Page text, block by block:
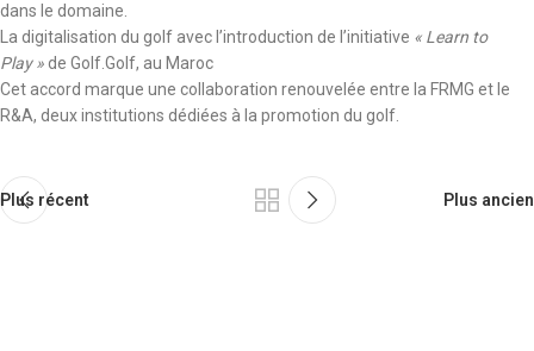
dans le domaine.
La digitalisation du golf avec l’introduction de l’initiative « Learn to
Play » de Golf.Golf, au Maroc
Cet accord marque une collaboration renouvelée entre la FRMG et le
R&A, deux institutions dédiées à la promotion du golf.
Plus récent Plus ancien